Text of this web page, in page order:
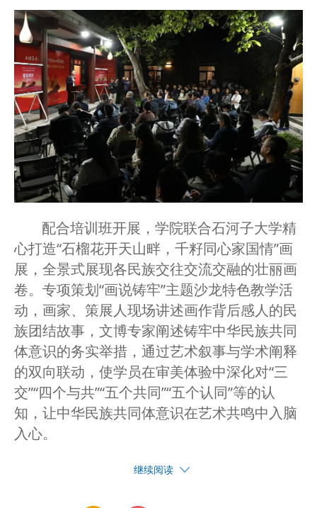
配合培训班开展，学院联合石河子大学精
心打造“石榴花开天山畔，千籽同心家国情”画
展，全景式展现各民族交往交流交融的壮丽画
卷。专项策划“画说铸牢”主题沙龙特色教学活
动，画家、策展人现场讲述画作背后感人的民
族团结故事，文博专家阐述铸牢中华民族共同
体意识的务实举措，通过艺术叙事与学术阐释
的双向联动，使学员在审美体验中深化对“三
交”“四个与共”“五个共同”“五个认同”等的认
知，让中华民族共同体意识在艺术共鸣中入脑
入心。
继续阅读